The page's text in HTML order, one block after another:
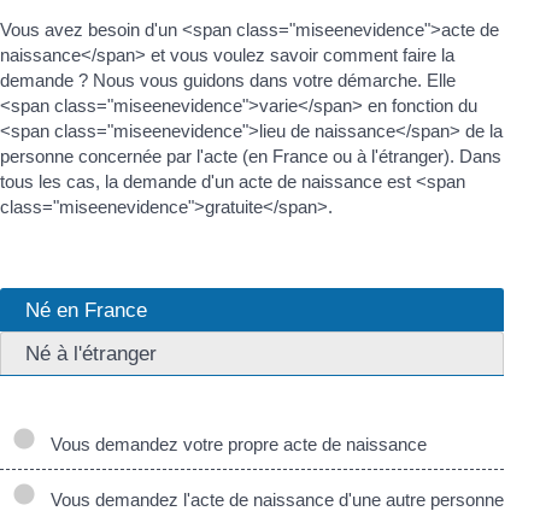
Vous avez besoin d'un <span class="miseenevidence">acte de
naissance</span> et vous voulez savoir comment faire la
demande ? Nous vous guidons dans votre démarche. Elle
<span class="miseenevidence">varie</span> en fonction du
<span class="miseenevidence">lieu de naissance</span> de la
personne concernée par l'acte (en France ou à l'étranger). Dans
tous les cas, la demande d'un acte de naissance est <span
class="miseenevidence">gratuite</span>.
Né en France
Né à l'étranger
Vous demandez votre propre acte de naissance
Vous demandez l'acte de naissance d'une autre personne